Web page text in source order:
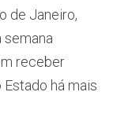
de Janeiro,
receber
há mais